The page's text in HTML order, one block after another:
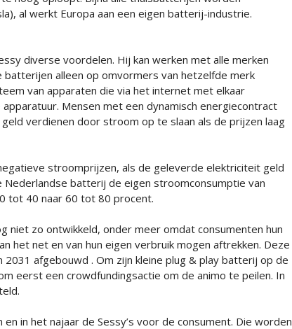
al werkt Europa aan een eigen batterij-industrie.
diverse voordelen. Hij kan werken met alle merken
alleen op omvormers van hetzelfde merk
van apparaten die via het internet met elkaar
Mensen met een dynamisch energiecontract
verdienen door stroom op te slaan als de prijzen laag
stroomprijzen, als de geleverde elektriciteit geld
batterij de eigen stroomconsumptie van
tot 40 naar 60 tot 80 procent.
niet zo ontwikkeld, onder meer omdat consumenten hun
het net en van hun eigen verbruik mogen aftrekken. Deze
afgebouwd . Om zijn kleine plug & play batterij op de
eerst een crowdfundingsactie om de animo te peilen. In
in het najaar de Sessy’s voor de consument. Die worden